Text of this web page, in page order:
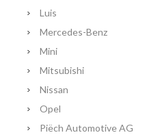
Luis
Mercedes-Benz
Mini
Mitsubishi
Nissan
Opel
Piëch Automotive AG